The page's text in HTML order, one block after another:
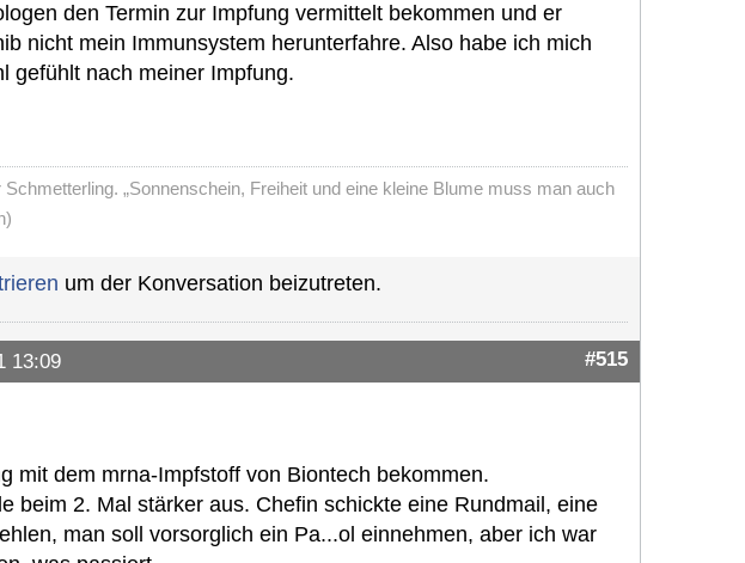
den Termin zur Impfung vermittelt bekommen und er
nicht mein Immunsystem herunterfahre. Also habe ich mich
gefühlt nach meiner Impfung.
Schmetterling. „Sonnenschein, Freiheit und eine kleine Blume muss man auch
um der Konversation beizutreten.
13:09 #515
mit dem mrna-Impfstoff von Biontech bekommen.
beim 2. Mal stärker aus. Chefin schickte eine Rundmail, eine
man soll vorsorglich ein Pa...ol einnehmen, aber ich war